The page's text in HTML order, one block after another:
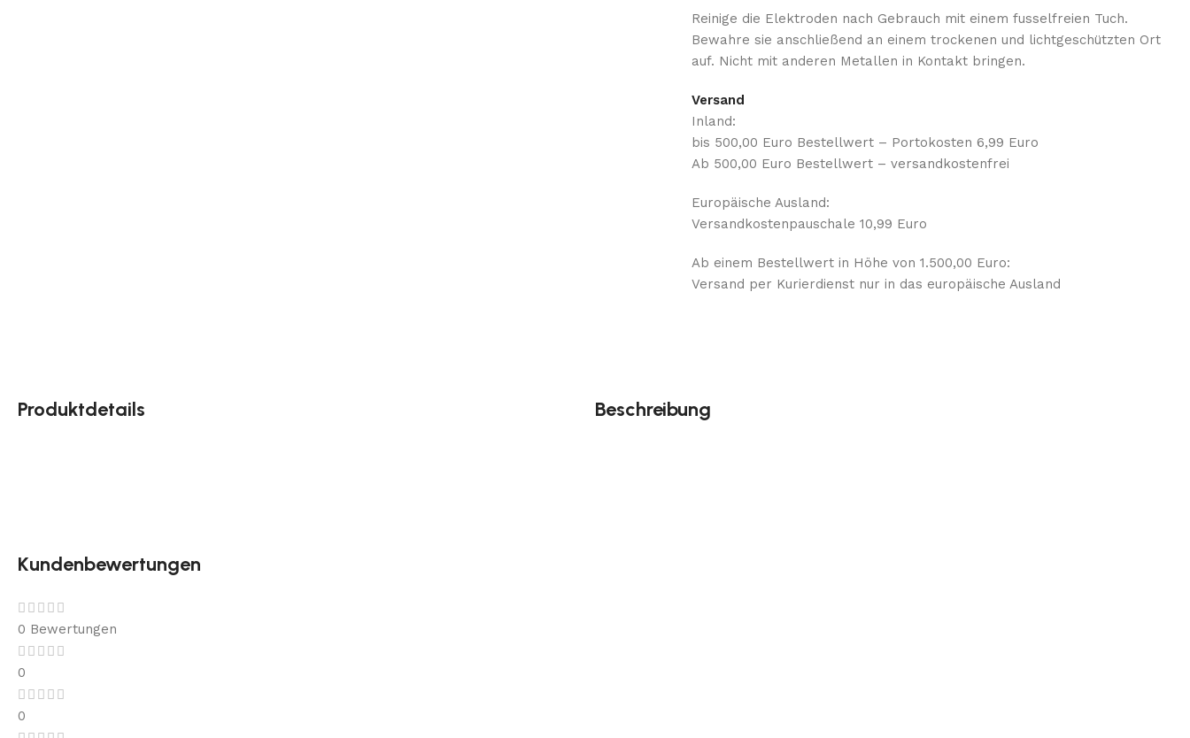
Reinige die Elektroden nach Gebrauch mit einem fusselfreien Tuch.
Bewahre sie anschließend an einem trockenen und lichtgeschützten Ort
auf. Nicht mit anderen Metallen in Kontakt bringen.
Versand
Inland:
bis 500,00 Euro Bestellwert – Portokosten 6,99 Euro
Ab 500,00 Euro Bestellwert – versandkostenfrei
Europäische Ausland:
Versandkostenpauschale 10,99 Euro
Ab einem Bestellwert in Höhe von 1.500,00 Euro:
Versand per Kurierdienst nur in das europäische Ausland
Produktdetails Beschreibung
Kundenbewertungen
0 Bewertungen
0
0